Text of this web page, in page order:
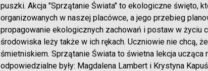
puszki. Akcja "Sprzątanie Świata" to ekologiczne święto,
organizowanych w naszej placówce, a jego przebieg
propagowanie ekologicznych zachowań i postaw w życiu
środowiska leży także w ich rękach. Uczniowie nie chcą,
śmietniskiem. Sprzątanie Świata to świetna lekcja ucząca
odpowiedzialne były: Magdalena Lambert i Krystyna